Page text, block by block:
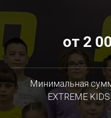
от 2
Минимальная
EXTREME